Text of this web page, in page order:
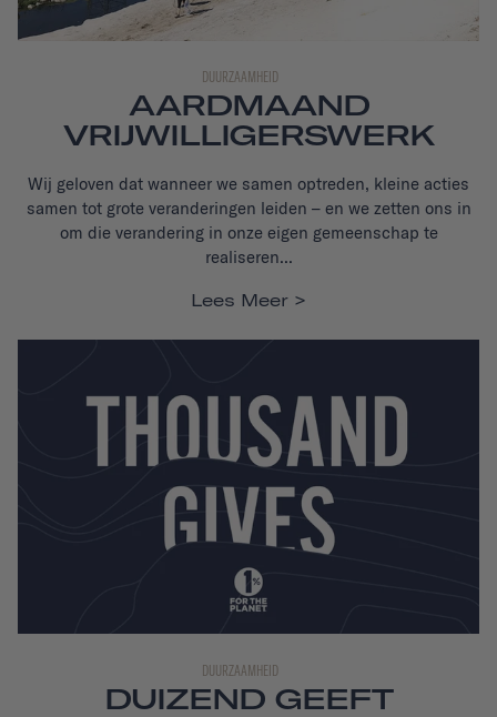
DUURZAAMHEID
AARDMAAND
VRIJWILLIGERSWERK
Wij geloven dat wanneer we samen optreden, kleine acties
samen tot grote veranderingen leiden – en we zetten ons in
om die verandering in onze eigen gemeenschap te
realiseren...
Lees Meer
DUURZAAMHEID
DUIZEND GEEFT